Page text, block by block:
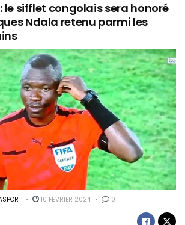
le sifflet congolais sera honoré
Ndala retenu parmi les
10 FÉVRIER 2024 0